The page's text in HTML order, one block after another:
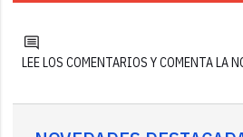
LEE LOS COMENTARIOS Y COMENTA LA